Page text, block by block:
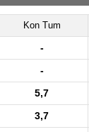
Kon Tum
-
-
5,7
3,7